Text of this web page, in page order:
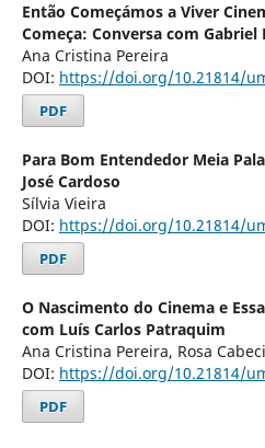
Então Começámos a Viver
Começa: Conversa com Gabriel
Ana Cristina Pereira
DOI: https://doi.org/10.21814/
PDF
Para Bom Entendedor Meia
José Cardoso
Sílvia Vieira
DOI: https://doi.org/10.21814/
PDF
O Nascimento do Cinema e
com Luís Carlos Patraquim
Ana Cristina Pereira, Rosa
DOI: https://doi.org/10.21814/
PDF